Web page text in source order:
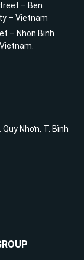
– Ben
– Vietnam
– Nhon Binh
Nhơn, T. Bình